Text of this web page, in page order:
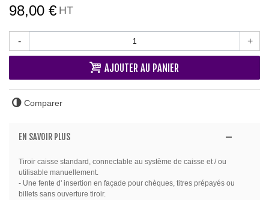
98,00 € HT
- +
AJOUTER AU PANIER
Comparer
EN SAVOIR PLUS
Tiroir caisse standard, connectable au système de caisse et / ou
utilisable manuellement.
- Une fente d' insertion en façade pour chèques, titres prépayés ou
billets sans ouverture tiroir.